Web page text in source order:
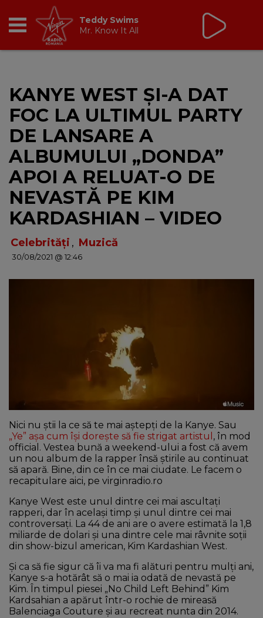
BREAKFAST
TIC TALK
CÂȘTIGĂ
HOT 30
DANCEFLOOR CHART
RADIO ACADEMY
NEWS
cu Oana Paraschiv și
Andreas Petrescu
KANYE WEST ȘI-A DAT
FOC LA ULTIMUL PARTY
DE LANSARE A
ALBUMULUI „DONDA”
APOI A RELUAT-O DE
NEVASTĂ PE KIM
KARDASHIAN – VIDEO
Celebrități , Muzică
30/08/2021 @ 12:46
Nici nu știi la ce să te mai aștepți de la Kanye. Sau
„Ye” așa cum își dorește să fie strigat artistul , în mod
official. Vestea bună a weekend-ului a fost că avem
un nou album de la rapper însă știrile au continuat
să apară. Bine, din ce în ce mai ciudate. Le facem o
recapitulare aici, pe virginradio.ro
Kanye West este unul dintre cei mai ascultați
rapperi, dar în același timp și unul dintre cei mai
controversați. La 44 de ani are o avere estimată la 1,8
miliarde de dolari și una dintre cele mai râvnite soții
din show-bizul american, Kim Kardashian West.
Și ca să fie sigur că îi va ma fi alături pentru mulți ani,
Kanye s-a hotărât să o mai ia odată de nevastă pe
Kim. În timpul piesei „No Child Left Behind” Kim
Kardsahian a apărut într-o rochie de mireasă
Balenciaga Couture și au recreat nunta din 2014.